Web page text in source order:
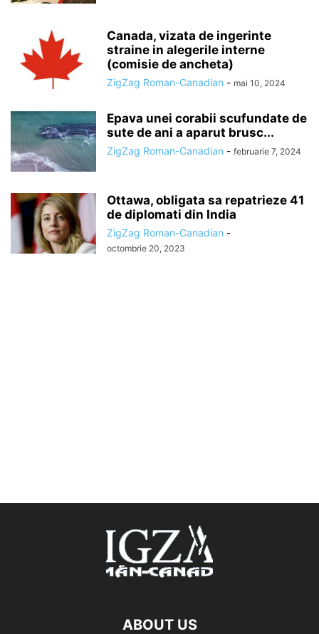
Canada, vizata de ingerinte
straine in alegerile interne
(comisie de ancheta)
ZigZag Roman-Canadian - mai 10, 2024
Epava unei corabii scufundate de
sute de ani a aparut brusc...
ZigZag Roman-Canadian - februarie 7, 2024
Ottawa, obligata sa repatrieze 41
de diplomati din India
ZigZag Roman-Canadian -
octombrie 20, 2023
ABOUT US